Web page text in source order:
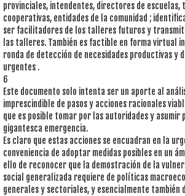
provinciales, intendentes, directores de escuelas,
cooperativas, entidades de la comunidad ;
ser facilitadores de los talleres futuros y
las talleres. También es factible en forma virtual
ronda de detección de necesidades productivas y
urgentes .
6
Este documento solo intenta ser un aporte al
imprescindible de pasos y acciones racionales
que es posible tomar por las autoridades y asumir
gigantesca emergencia.
Es claro que estas acciones se encuadran en la
conveniencia de adoptar medidas posibles en un
ello de reconocer que la demostración de la
social generalizada requiere de políticas
generales y sectoriales, y esencialmente también